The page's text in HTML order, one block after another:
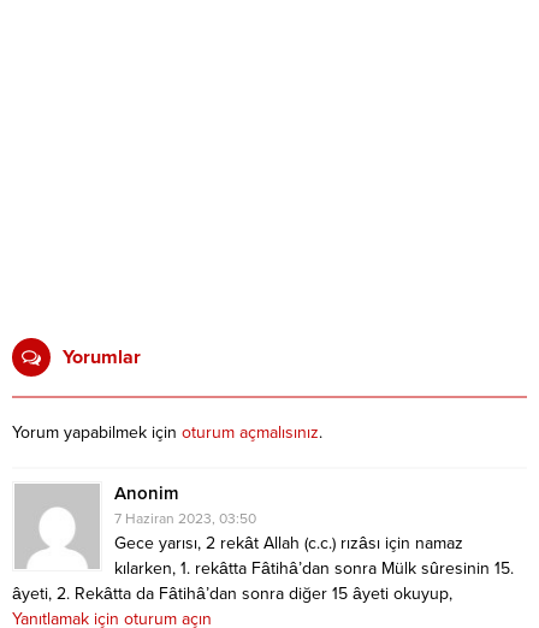
Yorumlar
Yorum yapabilmek için oturum açmalısınız.
Anonim
7 Haziran 2023, 03:50
Gece yarısı, 2 rekât Allah (c.c.) rızâsı için namaz
kılarken, 1. rekâtta Fâtihâ’dan sonra Mülk sûresinin 15.
âyeti, 2. Rekâtta da Fâtihâ’dan sonra diğer 15 âyeti okuyup,
Yanıtlamak için oturum açın